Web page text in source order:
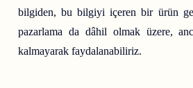
bilgiden, bu bilgiyi içeren bir ürün
pazarlama da dâhil olmak üzere,
kalmayarak faydalanabiliriz.